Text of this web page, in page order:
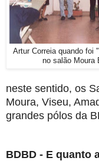
Artur Correia quando foi
no salão Moura
neste sentido, os
Moura, Viseu,
grandes pólos da
BDBD - E quanto